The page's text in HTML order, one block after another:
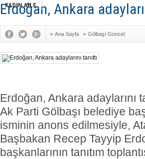
KADIN AİLE
Erdoğan, Ankara
» Ana Sayfa » Gölbaşı Güncel
Erdoğan, Ankara adaylarını
Ak Parti Gölbaşı belediye
isminin anons edilmesiyle,
Başbakan Recep Tayyip
başkanlarının tanıtım